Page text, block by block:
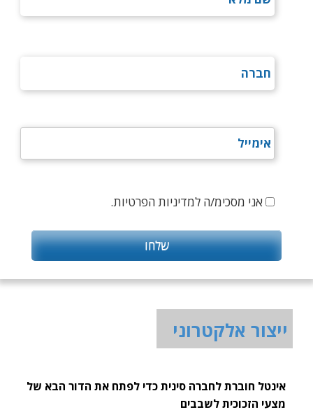
אני מסכימ/ה למדיניות הפרטיות.
ייצור אלקטרוני
אינטל חוברת לחברה סינית כדי לפתח את הדור הבא של
מצעי הזכוכית לשבבים